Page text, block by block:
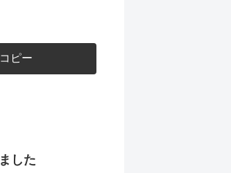
コピー
した